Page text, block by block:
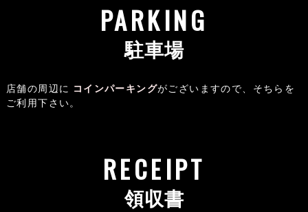
PARKING
駐車場
店舗の周辺に コインパーキングがございますので、そちらを
ご利用下さい。
RECEIPT
領収書